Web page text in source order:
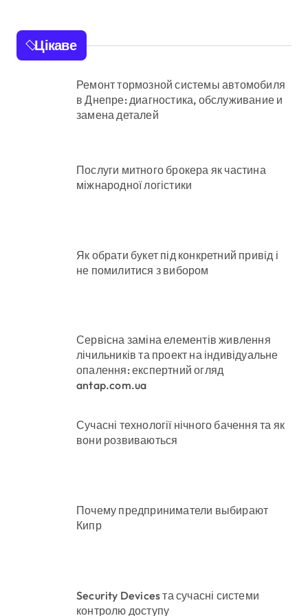
Цікаве
Ремонт тормозной системы автомобиля
в Днепре: диагностика, обслуживание и
замена деталей
Послуги митного брокера як частина
міжнародної логістики
Як обрати букет під конкретний привід і
не помилитися з вибором
Сервісна заміна елементів живлення
лічильників та проект на індивідуальне
опалення: експертний огляд
antap.com.ua
Сучасні технології нічного бачення та як
вони розвиваються
Почему предприниматели выбирают
Кипр
Security Devices та сучасні системи
контролю доступу